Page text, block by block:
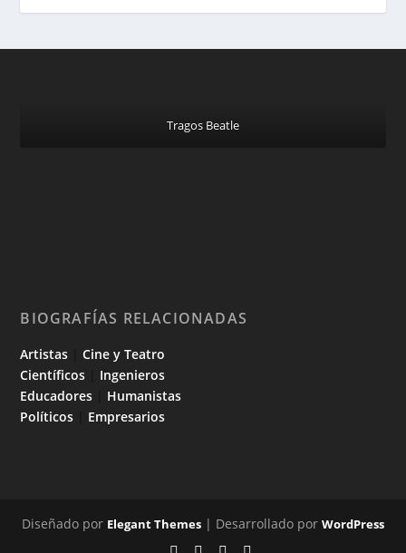
Tragos Beatle
BIOGRAFÍAS RELACIONADAS
Artistas |Cine y Teatro
Científicos
Ingenieros
Educadores
Humanistas
Políticos
Empresarios
Diseñado por Elegant Themes | Desarrollado por WordPress